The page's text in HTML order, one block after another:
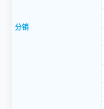
分销